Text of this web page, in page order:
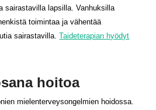
sairastavilla lapsilla. Vanhuksilla
toimintaa ja vähentää
sairastavilla.Taideterapian hyödyt
hoitoa
mielenterveysongelmien hoidossa.